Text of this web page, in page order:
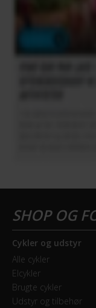
Cykler og udstyr
Alle cykler
Elcykler
Brugte cykler
Udstyr og tilbehør